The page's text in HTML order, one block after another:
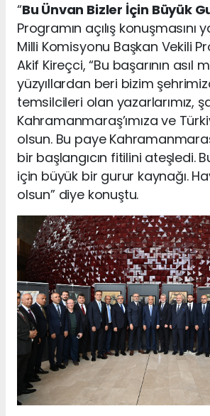
“Bu Ünvan Bizler İçin Büyük
Programın açılış konuşmasını
Milli Komisyonu Başkan Vekili
Akif Kireçci, “Bu başarının asıl
yüzyıllardan beri bizim
temsilcileri olan yazarlarımız,
Kahramanmaraş’ımıza ve
olsun. Bu paye
bir başlangıcın fitilini ateşledi.
için büyük bir gurur kaynağı.
olsun” diye konuştu.